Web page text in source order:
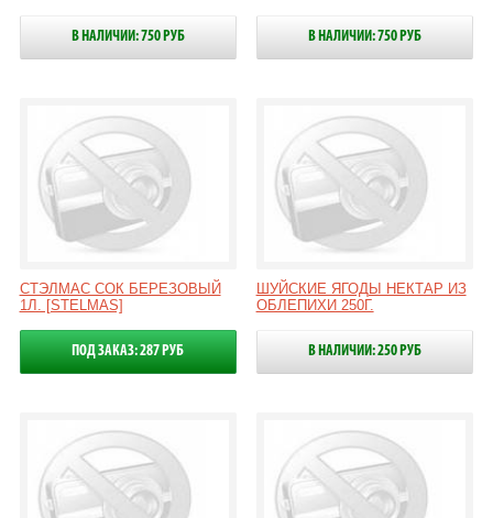
В НАЛИЧИИ: 750 РУБ В НАЛИЧИИ: 750 РУБ
СТЭЛМАС СОК БЕРЕЗОВЫЙ
1Л. [STELMAS]
ПОД ЗАКАЗ: 287 РУБ
ШУЙСКИЕ ЯГОДЫ НЕКТАР ИЗ
ОБЛЕПИХИ 250Г.
В НАЛИЧИИ: 250 РУБ